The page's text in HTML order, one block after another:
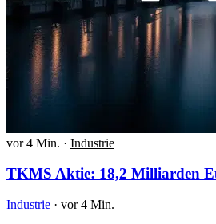
vor 4 Min. · Industrie
TKMS Aktie: 18,2 Milliarden
Industrie · vor 4 Min.